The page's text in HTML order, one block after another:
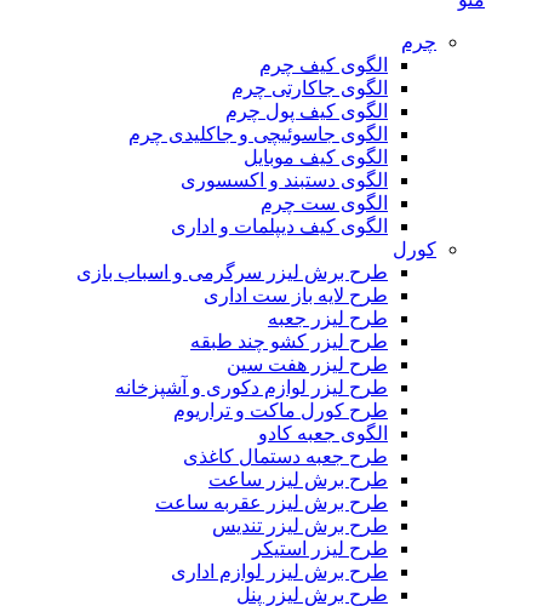
چرم
الگوی کیف چرم
الگوی جاکارتی چرم
الگوی کیف پول چرم
الگوی جاسوئیچی و جاکلیدی چرم
الگوی کیف موبایل
الگوی دستبند و اکسسوری
الگوی ست چرم
الگوی کیف دیپلمات و اداری
کورل
طرح برش لیزر سرگرمی و اسباب بازی
طرح لایه باز ست اداری
طرح لیزر جعبه
طرح لیزر کشو چند طبقه
طرح لیزر هفت سین
طرح لیزر لوازم دکوری و آشپزخانه
طرح کورل ماکت و تراریوم
الگوی جعبه کادو
طرح جعبه دستمال کاغذی
طرح برش لیزر ساعت
طرح برش لیزر عقربه ساعت
طرح برش لیزر تندیس
طرح لیزر استیکر
طرح برش لیزر لوازم اداری
طرح برش لیزر پنل